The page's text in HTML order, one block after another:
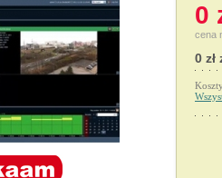
0
cena
0 zł